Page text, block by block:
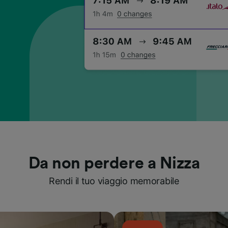
Da non perdere a Nizza
Rendi il tuo viaggio memorabile